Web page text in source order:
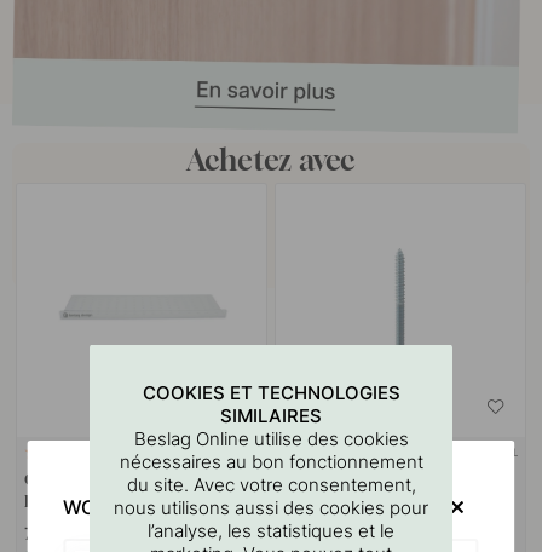
Achetez avec
Gabarit De Perçage Pour
Poignées Et Boutons
7 €
SUPPORT MURAL
Goupille à vis M4x50mm 1
pièce
1.10 €
COOKIES ET TECHNOLOGIES
SIMILAIRES
Beslag Online utilise des cookies
nécessaires au bon fonctionnement
du site. Avec votre consentement,
nous utilisons aussi des cookies pour
l’analyse, les statistiques et le
WOULD YOU RATHER VISIT?